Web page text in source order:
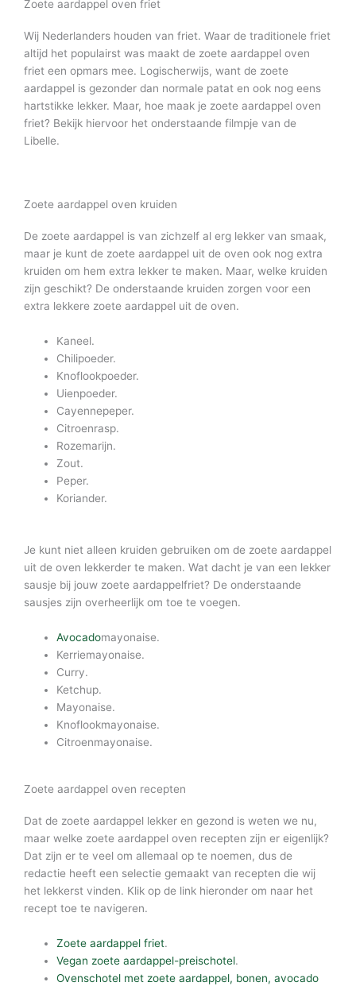
Zoete aardappel oven friet
Wij Nederlanders houden van friet. Waar de traditionele friet
altijd het populairst was maakt de zoete aardappel oven
friet een opmars mee. Logischerwijs, want de zoete
aardappel is gezonder dan normale patat en ook nog eens
hartstikke lekker. Maar, hoe maak je zoete aardappel oven
friet? Bekijk hiervoor het onderstaande filmpje van de
Libelle.
Zoete aardappel oven kruiden
De zoete aardappel is van zichzelf al erg lekker van smaak,
maar je kunt de zoete aardappel uit de oven ook nog extra
kruiden om hem extra lekker te maken. Maar, welke kruiden
zijn geschikt? De onderstaande kruiden zorgen voor een
extra lekkere zoete aardappel uit de oven.
Kaneel.
Chilipoeder.
Knoflookpoeder.
Uienpoeder.
Cayennepeper.
Citroenrasp.
Rozemarijn.
Zout.
Peper.
Koriander.
Je kunt niet alleen kruiden gebruiken om de zoete aardappel
uit de oven lekkerder te maken. Wat dacht je van een lekker
sausje bij jouw zoete aardappelfriet? De onderstaande
sausjes zijn overheerlijk om toe te voegen.
Avocadomayonaise.
Kerriemayonaise.
Curry.
Ketchup.
Mayonaise.
Knoflookmayonaise.
Citroenmayonaise.
Zoete aardappel oven recepten
Dat de zoete aardappel lekker en gezond is weten we nu,
maar welke zoete aardappel oven recepten zijn er eigenlijk?
Dat zijn er te veel om allemaal op te noemen, dus de
redactie heeft een selectie gemaakt van recepten die wij
het lekkerst vinden. Klik op de link hieronder om naar het
recept toe te navigeren.
Zoete aardappel friet.
Vegan zoete aardappel-preischotel.
Ovenschotel met zoete aardappel, bonen, avocado